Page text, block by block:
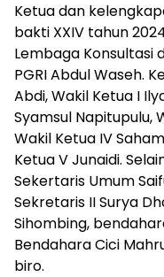
Ketua dan
bakti XXIV tahun
Lembaga Konsultasi
PGRI Abdul Waseh.
Abdi, Wakil Ketua I
Syamsul Napitupulu,
Wakil Ketua IV
Ketua V Junaidi.
Sekertaris Umum
Sekretaris II Surya
Sihombing,
Bendahara Cici
biro.